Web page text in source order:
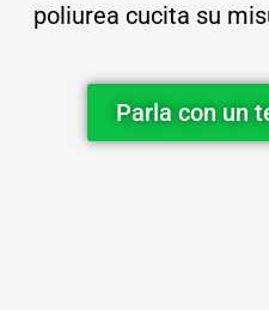
poliurea cucita su
Parla con un